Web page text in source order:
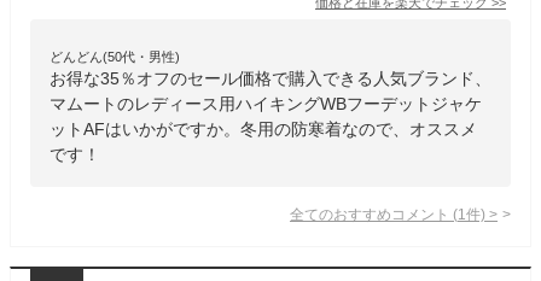
どんどん(50代・男性)
お得な35％オフのセール価格で購入できる人気ブランド、
マムートのレディース用ハイキングWBフーデットジャケ
ットAFはいかがですか。冬用の防寒着なので、オススメ
です！
全てのおすすめコメント (1 件) >